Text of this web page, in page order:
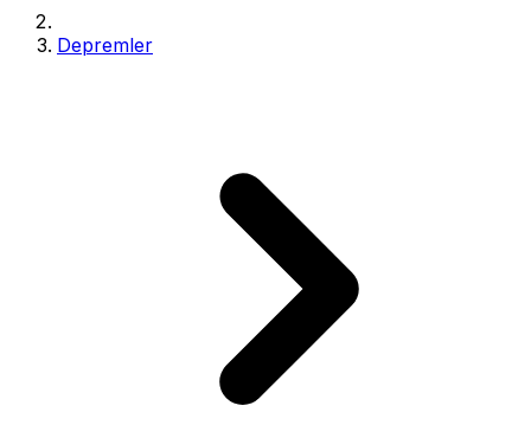
Depremler